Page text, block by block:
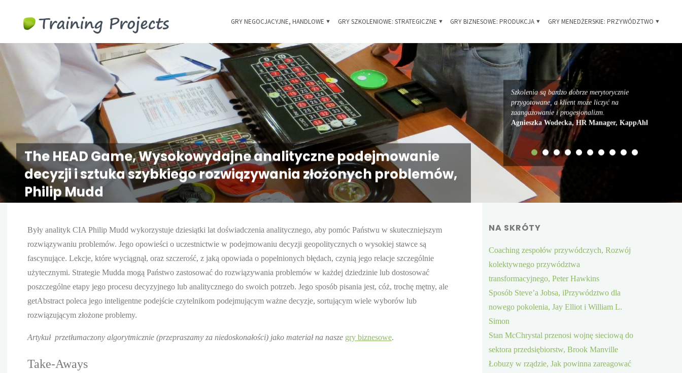
biznesowe i
content
GRY NEGOCJACYJNE, HANDLOWE GRY SZKOLENIOWE: STRATEGICZNE GRY BIZNESOWE: PRODUKCJA GRY MENEDŻERSKIE: PRZYWÓDZTWO
The HEAD Game, Wysokowydajne analityczne podejmowanie
decyzji i sztuka szybkiego rozwiązywania złożonych problemów,
Philip Mudd
Szkolenia są bardzo dobrze merytorycznie
przygotowane, a klient może liczyć na
zaangażowanie i progesjonalizm.
Agnieszka Wodecka, HR Manager, KappAhl
Były analityk CIA Philip Mudd wykorzystuje dziesiątki lat doświadczenia analitycznego, aby pomóc Państwu w skuteczniejszym
rozwiązywaniu problemów. Jego opowieści o uczestnictwie w podejmowaniu decyzji geopolitycznych o wysokiej stawce są
fascynujące. Lekcje, które wyciągnął, oraz szczerość, z jaką opowiada o popełnionych błędach, czynią jego relacje szczególnie
użytecznymi. Strategie Mudda mogą Państwo zastosować do rozwiązywania problemów w każdej dziedzinie lub dostosować
poszczególne etapy jego procesu decyzyjnego lub analitycznego do swoich potrzeb. Jego sposób pisania jest, cóż, trochę mętny, ale
getAbstract poleca jego inteligentne podejście czytelnikom podejmującym ważne decyzje, sortującym wiele wyborów lub
rozwiązującym złożone problemy.
Artykuł przetłumaczony algorytmicznie (przepraszamy za niedoskonałości) jako materiał na nasze gry biznesowe.
Take-Aways
NA SKRÓTY
Coaching zespołów przywódczych, Rozwój
kolektywnego przywództwa
transformacyjnego, Peter Hawkins
Sposób Steve’a Jobsa, iPrzywództwo dla
nowego pokolenia, Jay Elliot i William L.
Simon
Stan McChrystal przenosi wojnę sieciową do
sektora przedsiębiorstw, Brook Manville
Łobuzy w rządzie, Jak powinna zareagować